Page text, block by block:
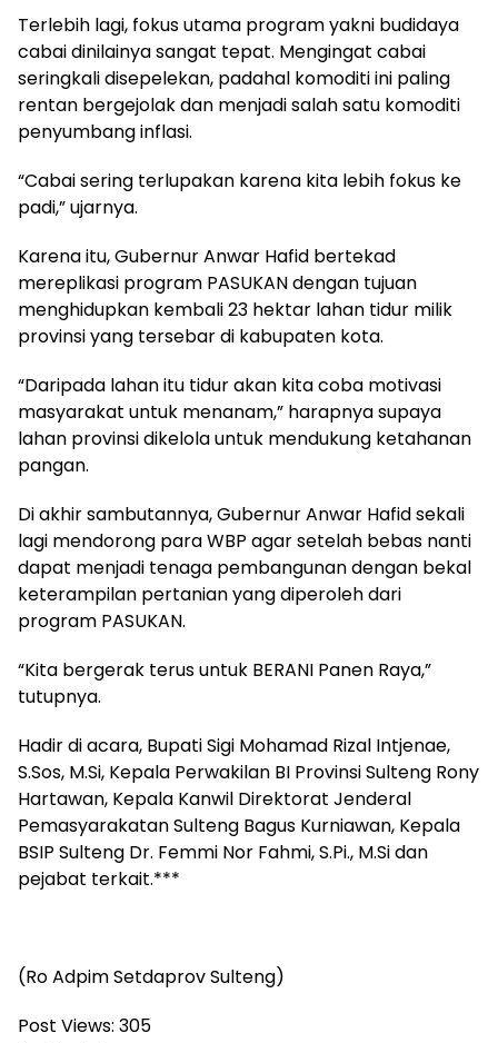
Terlebih lagi, fokus utama program yakni budidaya
cabai dinilainya sangat tepat. Mengingat cabai
seringkali disepelekan, padahal komoditi ini paling
rentan bergejolak dan menjadi salah satu komoditi
penyumbang inflasi.
“Cabai sering terlupakan karena kita lebih fokus ke
padi,” ujarnya.
Karena itu, Gubernur Anwar Hafid bertekad
mereplikasi program PASUKAN dengan tujuan
menghidupkan kembali 23 hektar lahan tidur milik
provinsi yang tersebar di kabupaten kota.
“Daripada lahan itu tidur akan kita coba motivasi
masyarakat untuk menanam,” harapnya supaya
lahan provinsi dikelola untuk mendukung ketahanan
pangan.
Di akhir sambutannya, Gubernur Anwar Hafid sekali
lagi mendorong para WBP agar setelah bebas nanti
dapat menjadi tenaga pembangunan dengan bekal
keterampilan pertanian yang diperoleh dari
program PASUKAN.
“Kita bergerak terus untuk BERANI Panen Raya,”
tutupnya.
Hadir di acara, Bupati Sigi Mohamad Rizal Intjenae,
S.Sos, M.Si, Kepala Perwakilan BI Provinsi Sulteng Rony
Hartawan, Kepala Kanwil Direktorat Jenderal
Pemasyarakatan Sulteng Bagus Kurniawan, Kepala
BSIP Sulteng Dr. Femmi Nor Fahmi, S.Pi., M.Si dan
pejabat terkait.***
(Ro Adpim Setdaprov Sulteng)
Post Views: 305